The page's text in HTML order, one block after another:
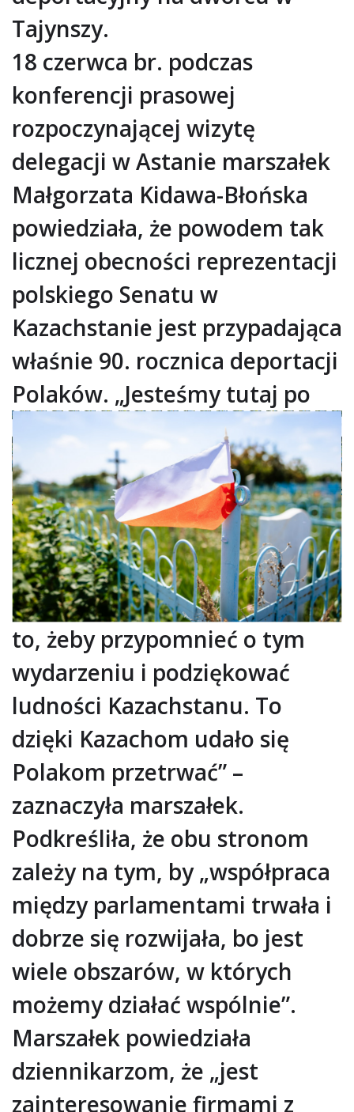
Tajynszy.
18 czerwca br. podczas
konferencji prasowej
rozpoczynającej wizytę
delegacji w Astanie marszałek
Małgorzata Kidawa-Błońska
powiedziała, że powodem tak
licznej obecności reprezentacji
polskiego Senatu w
Kazachstanie jest przypadająca
właśnie 90. rocznica deportacji
Polaków. „Jesteśmy tutaj po
to, żeby przypomnieć o tym
wydarzeniu i podziękować
ludności Kazachstanu. To
dzięki Kazachom udało się
Polakom przetrwać” –
zaznaczyła marszałek.
Podkreśliła, że obu stronom
zależy na tym, by „współpraca
między parlamentami trwała i
dobrze się rozwijała, bo jest
wiele obszarów, w których
możemy działać wspólnie”.
Marszałek powiedziała
dziennikarzom, że „jest
zainteresowanie firmami z